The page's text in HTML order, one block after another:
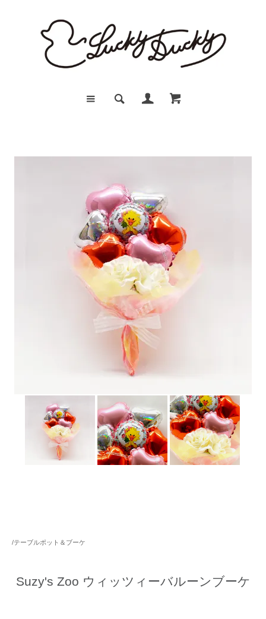
/テーブルポット＆ブーケ
Suzy's Zoo ウィッツィーバルーンブーケ